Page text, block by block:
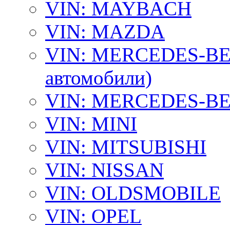
VIN: MAYBACH
VIN: MAZDA
VIN: MERCEDES-
автомобили)
VIN: MERCEDES-
VIN: MINI
VIN: MITSUBISHI
VIN: NISSAN
VIN: OLDSMOBILE
VIN: OPEL